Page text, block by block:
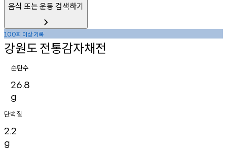
음식 또는 운동 검색하기
100회 이상기록
강원도전통감자채전
순탄수
26.8
g
단백질
2.2
g